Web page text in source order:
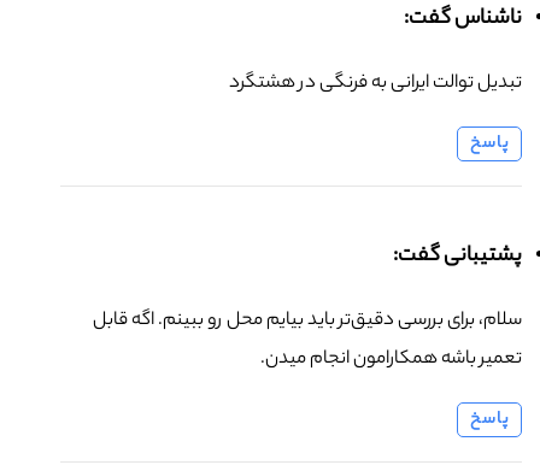
ناشناس گفت:
تبدیل توالت ایرانی به فرنگی در هشتگرد
پاسخ
پشتیبانی گفت:
سلام، برای بررسی دقیق‌تر باید بیایم محل رو ببینم. اگه قابل
تعمیر باشه همکارامون انجام میدن.
پاسخ